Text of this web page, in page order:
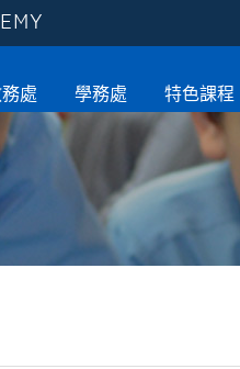
處 學務處 特色課程